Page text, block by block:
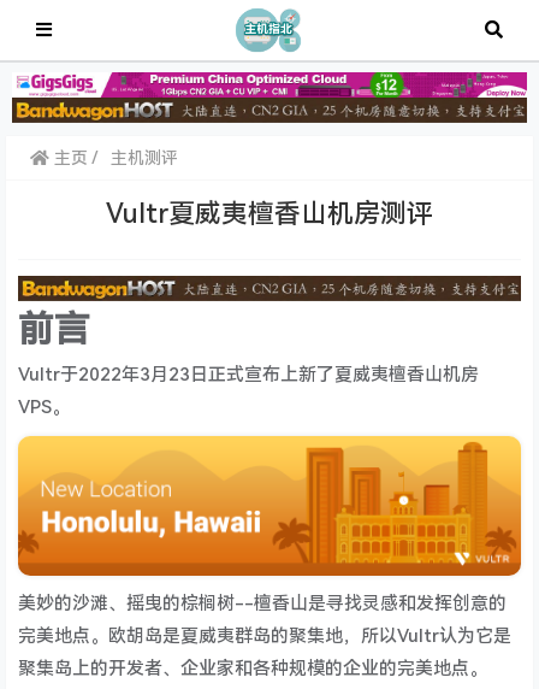
主页 主机测评
Vultr夏威夷檀香山机房测评
前言
Vultr于2022年3月23日正式宣布上新了夏威夷檀香山机房
VPS。
美妙的沙滩、摇曳的棕榈树--檀香山是寻找灵感和发挥创意的
完美地点。欧胡岛是夏威夷群岛的聚集地，所以Vultr认为它是
聚集岛上的开发者、企业家和各种规模的企业的完美地点。